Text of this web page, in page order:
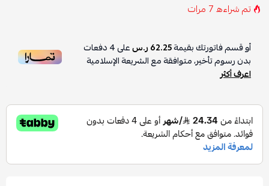
تم شراءه7 مرات
أو قسم فاتورتك بقيمة62.25 ر.س على4دفعات
بدون رسوم تأخير، متوافقة مع الشريعة الإسلامية
اعرف أكثر